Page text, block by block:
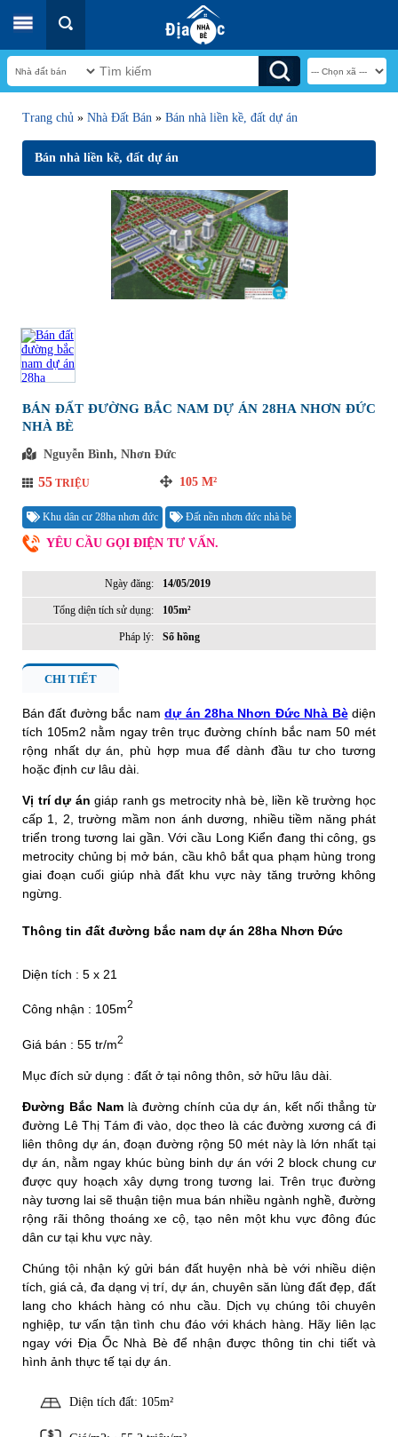
Trang chủ » Nhà Đất Bán » Bán nhà liền kề, đất dự án
Bán nhà liền kề, đất dự án
BÁN ĐẤT ĐƯỜNG BẮC NAM DỰ ÁN 28HA NHƠN ĐỨC
NHÀ BÈ
Nguyễn Bình, Nhơn Đức
55 TRIỆU 105 M²
Khu dân cư 28ha nhơn đức Đất nền nhơn đức nhà bè
YÊU CẦU GỌI ĐIỆN TƯ VẤN.
Ngày đăng: 14/05/2019
Tổng diện tích sử dụng: 105m²
Pháp lý: Sổ hồng
CHI TIẾT
Bán đất đường bắc namdự án 28ha Nhơn Đức Nhà Bèdiện
tích 105m2 nằm ngay trên trục đường chính bắc nam 50 mét
rộng nhất dự án, phù hợp mua để dành đầu tư cho tương
hoặc định cư lâu dài.
Vị trí dự án giáp ranh gs metrocity nhà bè, liền kề trường học
cấp 1, 2, trường mầm non ánh dương, nhiều tiềm năng phát
triển trong tương lai gần. Với cầu Long Kiển đang thi công, gs
metrocity chủng bị mở bán, cầu khô bắt qua phạm hùng trong
giai đoạn cuối giúp nhà đất khu vực này tăng trưởng không
ngừng.
Thông tin đất đường bắc nam dự án 28ha Nhơn Đức
Diện tích : 5 x 21
Công nhận : 105m2
Giá bán : 55 tr/m2
Mục đích sử dụng : đất ở tại nông thôn, sở hữu lâu dài.
Đường Bắc Namlà đường chính của dự án, kết nối thẳng từ
đường Lê Thị Tám đi vào, dọc theo là các đường xương cá đi
liên thông dự án, đoạn đường rộng 50 mét này là lớn nhất tại
dự án, nằm ngay khúc bùng binh dự án với 2 block chung cư
được quy hoạch xây dựng trong tương lai. Trên trục đường
này tương lai sẽ thuận tiện mua bán nhiều ngành nghề, đường
rộng rãi thông thoáng xe cộ, tạo nên một khu vực đông đúc
dân cư tại khu vực này.
Chúng tội nhận ký gửi bán đất huyện nhà bè với nhiều diện
tích, giá cả, đa dạng vị trí, dự án, chuyên săn lùng đất đẹp, đất
lang cho khách hàng có nhu cầu. Dịch vụ chúng tôi chuyên
nghiệp, tư vấn tận tình chu đáo với khách hàng. Hãy liên lạc
ngay với Địa Ốc Nhà Bè để nhận được thông tin chi tiết và
hình ảnh thực tế tại dự án.
Diện tích đất: 105m²